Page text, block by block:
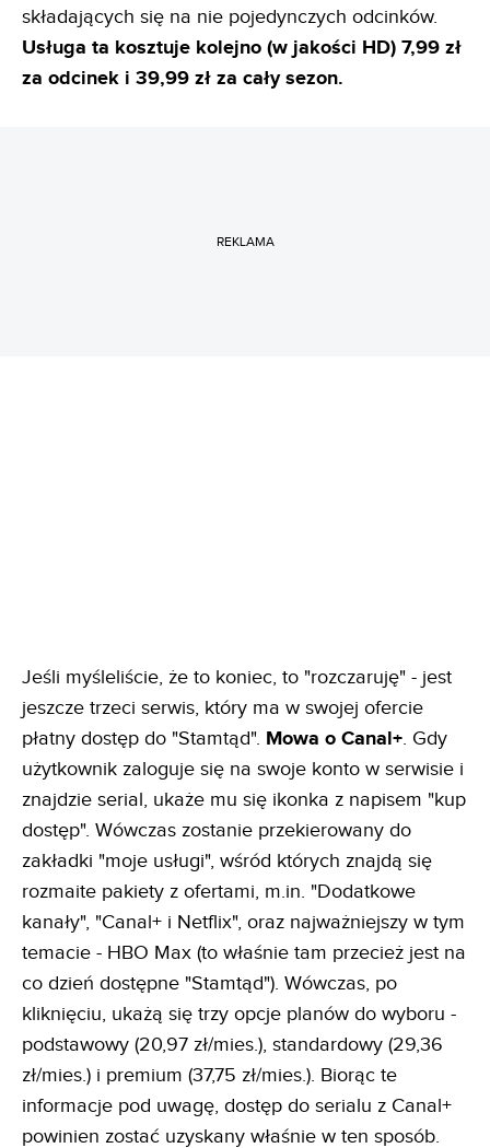
składających się na nie pojedynczych odcinków.
Usługa ta kosztuje kolejno (w jakości HD) 7,99 zł
za odcinek i 39,99 zł za cały sezon.
REKLAMA
Jeśli myśleliście, że to koniec, to "rozczaruję" - jest
jeszcze trzeci serwis, który ma w swojej ofercie
płatny dostęp do "Stamtąd". Mowa o Canal+. Gdy
użytkownik zaloguje się na swoje konto w serwisie i
znajdzie serial, ukaże mu się ikonka z napisem "kup
dostęp". Wówczas zostanie przekierowany do
zakładki "moje usługi", wśród których znajdą się
rozmaite pakiety z ofertami, m.in. "Dodatkowe
kanały", "Canal+ i Netflix", oraz najważniejszy w tym
temacie - HBO Max (to właśnie tam przecież jest na
co dzień dostępne "Stamtąd"). Wówczas, po
kliknięciu, ukażą się trzy opcje planów do wyboru -
podstawowy (20,97 zł/mies.), standardowy (29,36
zł/mies.) i premium (37,75 zł/mies.). Biorąc te
informacje pod uwagę, dostęp do serialu z Canal+
powinien zostać uzyskany właśnie w ten sposób.